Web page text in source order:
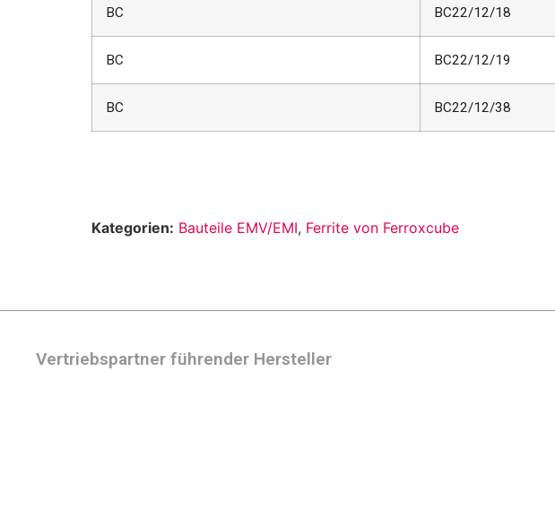
BC BC22/12/18
BC BC22/12/19
BC BC22/12/38
Kategorien: Bauteile EMV/EMI, Ferrite von Ferroxcube
Vertriebspartner führender Hersteller